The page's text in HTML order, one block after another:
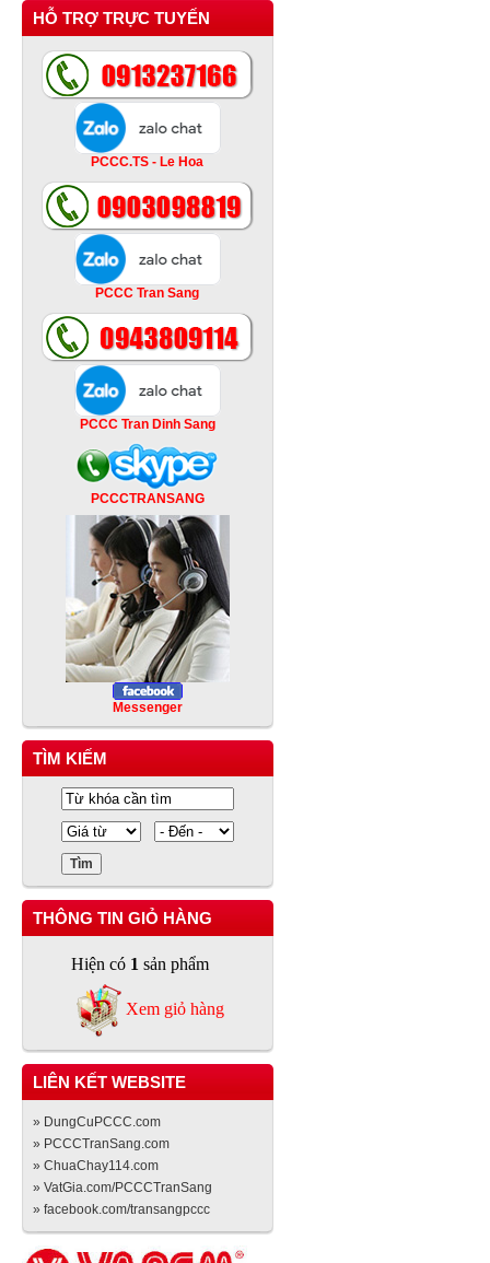
HỖ TRỢ TRỰC TUYẾN
PCCC.TS - Le Hoa
PCCC Tran Sang
PCCC Tran Dinh Sang
PCCCTRANSANG
Messenger
TÌM KIẾM
THÔNG TIN GIỎ HÀNG
Hiện có 1 sản phẩm
Xem giỏ hàng
LIÊN KẾT WEBSITE
» DungCuPCCC.com
» PCCCTranSang.com
» ChuaChay114.com
» VatGia.com/PCCCTranSang
» facebook.com/transangpccc